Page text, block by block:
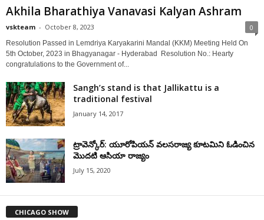
Akhila Bharathiya Vanavasi Kalyan Ashram
vskteam - October 8, 2023 0
Resolution Passed in Lemdriya Karyakarini Mandal (KKM) Meeting Held On
5th October, 2023 in Bhagyanagar - Hyderabad Resolution No.: Hearty
congratulations to the Government of...
Sangh’s stand is that Jallikattu is a
traditional festival
January 14, 2017
ట్రావెన్కోర్: యూరోపియన్ వలసరాజ్య కూటమిని ఓడించిన
మొదటి ఆసియా రాజ్యం
July 15, 2020
CHICAGO SHOW